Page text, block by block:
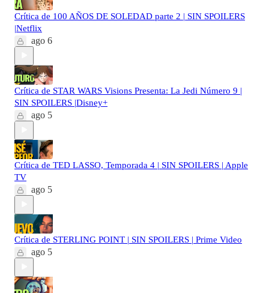
Crítica de 100 AÑOS DE SOLEDAD parte 2 | SIN SPOILERS
|Netflix
ago 6
Crítica de STAR WARS Visions Presenta: La Jedi Número 9 |
SIN SPOILERS |Disney+
ago 5
Crítica de TED LASSO, Temporada 4 | SIN SPOILERS | Apple
TV
ago 5
Crítica de STERLING POINT | SIN SPOILERS | Prime Video
ago 5